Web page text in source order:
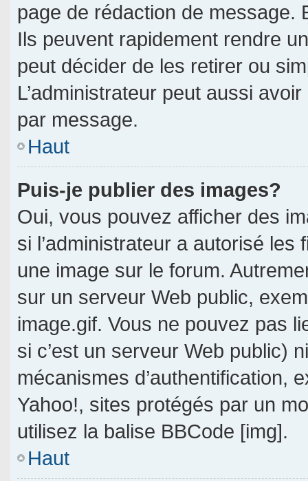
page de rédaction de message.
Ils peuvent rapidement rendre
peut décider de les retirer ou
L’administrateur peut aussi
par message.
Haut
Puis-je publier des images?
Oui, vous pouvez afficher des
si l’administrateur a autorisé
une image sur le forum.
sur un serveur Web public,
image.gif. Vous ne pouvez pas
si c’est un serveur Web public)
mécanismes d’authentification,
Yahoo!, sites protégés par un
utilisez la balise BBCode [img].
Haut